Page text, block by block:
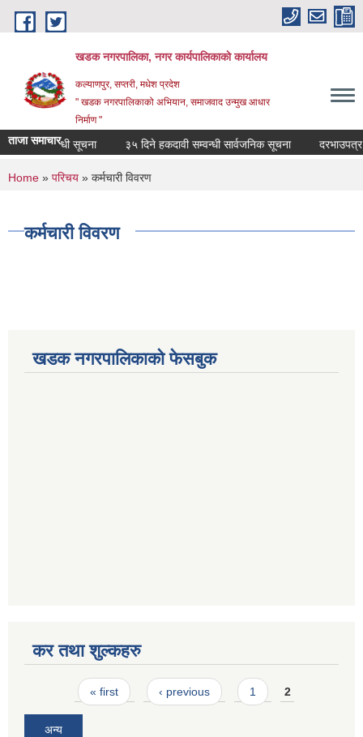
Skip to main content
खडक नगरपालिका, नगर कार्यपालिकाकाे कार्यालय
कल्याणपुर, सप्तरी, मधेश प्रदेश
" खडक नगरपालिकाको अभियान, समाजवाद उन्मुख आधार
निर्माण "
ताजा समाचार
वन्द सम्वन्धी सूचना ३५ दिने हकदावी सम्वन्धी सार्वजनिक सूचना दरभाउपत्र
You are here
Home » परिचय » कर्मचारी विवरण
कर्मचारी विवरण
खडक नगरपालिकाको फेसबुक
कर तथा शुल्कहरु
Pages« first ‹ previous 1 2
अन्य